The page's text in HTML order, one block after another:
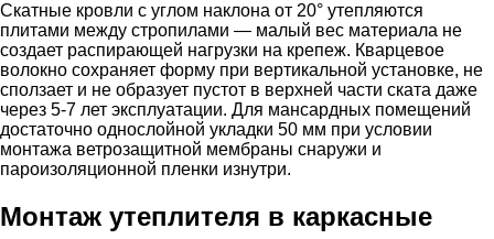
Скатные кровли с углом наклона от 20° утепляются
плитами между стропилами — малый вес материала не
создает распирающей нагрузки на крепеж. Кварцевое
волокно сохраняет форму при вертикальной установке, не
сползает и не образует пустот в верхней части ската даже
через 5-7 лет эксплуатации. Для мансардных помещений
достаточно однослойной укладки 50 мм при условии
монтажа ветрозащитной мембраны снаружи и
пароизоляционной пленки изнутри.
Монтаж утеплителя в каркасные